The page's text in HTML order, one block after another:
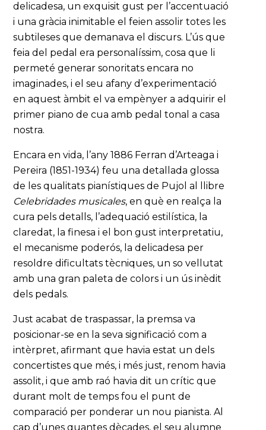
delicadesa, un exquisit gust per l’accentuació
i una gràcia inimitable el feien assolir totes les
subtileses que demanava el discurs. L’ús que
feia del pedal era personalíssim, cosa que li
permeté generar sonoritats encara no
imaginades, i el seu afany d’experimentació
en aquest àmbit el va empènyer a adquirir el
primer piano de cua amb pedal tonal a casa
nostra.
Encara en vida, l’any 1886 Ferran d’Arteaga i
Pereira (1851-1934) feu una detallada glossa
de les qualitats pianístiques de Pujol al llibre
Celebridades musicales, en què en realça la
cura pels detalls, l’adequació estilística, la
claredat, la finesa i el bon gust interpretatiu,
el mecanisme poderós, la delicadesa per
resoldre dificultats tècniques, un so vellutat
amb una gran paleta de colors i un ús inèdit
dels pedals.
Just acabat de traspassar, la premsa va
posicionar-se en la seva significació com a
intèrpret, afirmant que havia estat un dels
concertistes que més, i més just, renom havia
assolit, i que amb raó havia dit un crític que
durant molt de temps fou el punt de
comparació per ponderar un nou pianista. Al
cap d’unes quantes dècades, el seu alumne